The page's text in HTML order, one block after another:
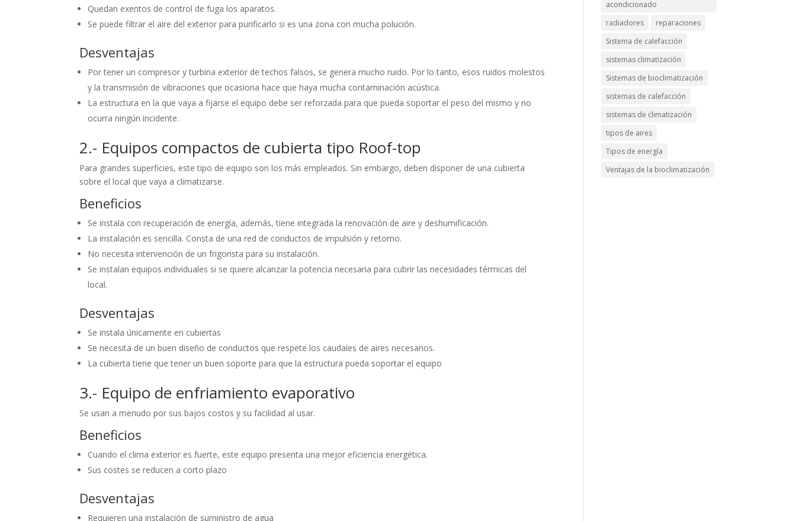
Quedan exentos de control de fuga los aparatos.
Se puede filtrar el aire del exterior para purificarlo si es una zona con mucha polución.
Desventajas
Por tener un compresor y turbina exterior de techos falsos, se genera mucho ruido. Por lo tanto, esos ruidos molestos
y la transmisión de vibraciones que ocasiona hace que haya mucha contaminación acústica.
La estructura en la que vaya a fijarse el equipo debe ser reforzada para que pueda soportar el peso del mismo y no
ocurra ningún incidente.
2.- Equipos compactos de cubierta tipo Roof-top
Para grandes superficies, este tipo de equipo son los más empleados. Sin embargo, deben disponer de una cubierta
sobre el local que vaya a climatizarse.
Beneficios
Se instala con recuperación de energía, además, tiene integrada la renovación de aire y deshumificación.
La instalación es sencilla. Consta de una red de conductos de impulsión y retorno.
No necesita intervención de un frigorista para su instalación.
Se instalan equipos individuales si se quiere alcanzar la potencia necesaria para cubrir las necesidades térmicas del
local.
Desventajas
Se instala únicamente en cubiertas
Se necesita de un buen diseño de conductos que respete los caudales de aires necesarios.
La cubierta tiene que tener un buen soporte para que la estructura pueda soportar el equipo
3.- Equipo de enfriamiento evaporativo
Se usan a menudo por sus bajos costos y su facilidad al usar.
Beneficios
Cuando el clima exterior es fuerte, este equipo presenta una mejor eficiencia energética.
Sus costes se reducen a corto plazo
Desventajas
Requieren una instalación de suministro de agua
acondicionado
radiadores
reparaciones
Sistema de calefacción
sistemas climatización
Sistemas de bioclimatización
sistemas de calefacción
sistemas de climatización
tipos de aires
Tipos de energía
Ventajas de la bioclimatización